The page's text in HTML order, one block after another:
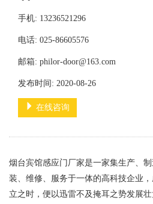
手机: 13236521296
电话: 025-86605576
邮箱: philor-door@163.com
发布时间: 2020-08-26
在线咨询
烟台宾馆感应门厂家是一家集生产、
装、维修、服务于一体的高科技企业
立之时，便以迅雷不及掩耳之势发展